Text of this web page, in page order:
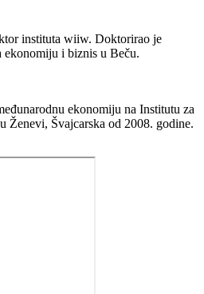
instituta wiiw. Doktorirao je
i biznis u Beču.
ekonomiju na Institutu za
Ženevi, Švajcarska od 2008. godine.